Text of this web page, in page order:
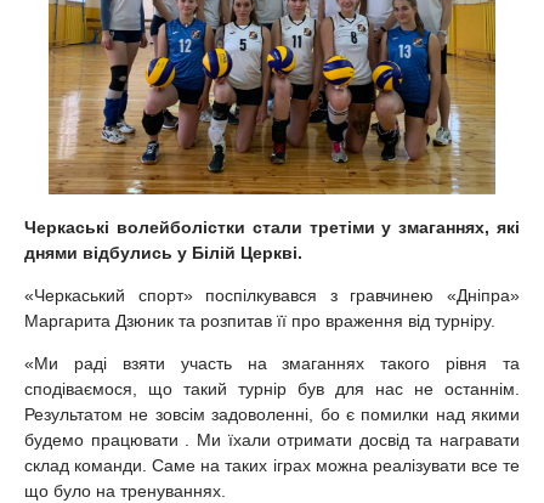
Черкаські волейболістки стали третіми у змаганнях, які
днями відбулись у Білій Церкві.
«Черкаський спорт» поспілкувався з гравчинею «Дніпра»
Маргарита Дзюник та розпитав її про враження від турніру.
«Ми раді взяти участь на змаганнях такого рівня та
сподіваємося, що такий турнір був для нас не останнім.
Результатом не зовсім задоволенні, бо є помилки над якими
будемо працювати . Ми їхали отримати досвід та награвати
склад команди. Саме на таких іграх можна реалізувати все те
що було на тренуваннях.